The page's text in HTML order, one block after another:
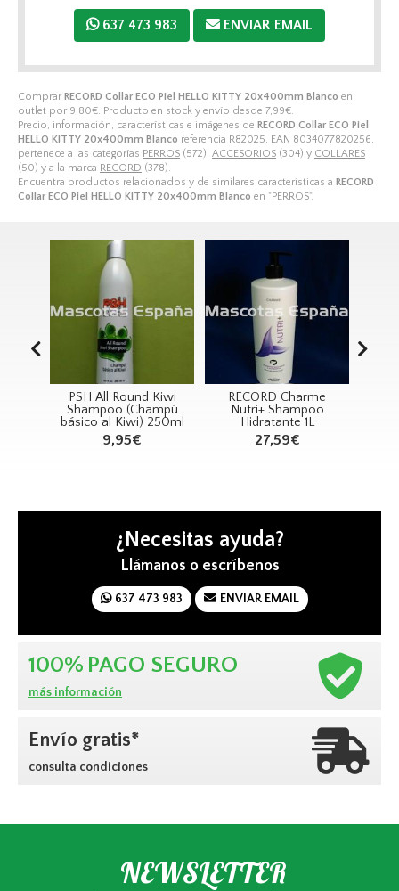
Comprar RECORD Collar ECO Piel HELLO KITTY 20x400mm Blanco en
outlet por 9,80€ . Producto en stock y envío desde 7,99€
Precio, información, características e imágenes de RECORD Collar ECO Piel
HELLO KITTY 20x400mm Blanco referencia R82025, EAN 8034077820256,
pertenece a las categorías PERROS (572), ACCESORIOS (304) y COLLARES
(50) y a la marca RECORD (378).
Encuentra productos relacionados y de similares características a RECORD
Collar ECO Piel HELLO KITTY 20x400mm Blanco en "PERROS".
637 473 983 ENVIAR EMAIL
PSH All Round Kiwi
Shampoo (Champú
básico al Kiwi) 250ml
9,95€
RECORD Charme
Nutri+ Shampoo
Hidratante 1L
27,59€
¿Necesitas ayuda?
Llámanos o escríbenos
637 473 983 ENVIAR EMAIL
100% PAGO SEGURO
más información
Envío gratis*
consulta condiciones
NEWSLETTER